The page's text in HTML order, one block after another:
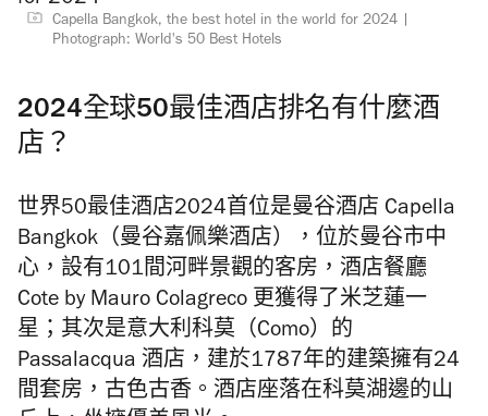
Capella Bangkok, the best hotel in the world for 2024 |
Photograph: World's 50 Best Hotels
2024全球50最佳酒店排名有什麼酒
店？
世界50最佳酒店2024首位是曼谷酒店 Capella
Bangkok（曼谷嘉佩樂酒店），位於曼谷市中
心，設有101間河畔景觀的客房，酒店餐廳
Cote by Mauro Colagreco 更獲得了米芝蓮一
星；其次是意大利科莫（Como）的
Passalacqua 酒店，建於1787年的建築擁有24
間套房，古色古香。酒店座落在科莫湖邊的山